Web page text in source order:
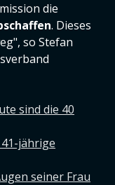
die
. Dieses
so Stefan
sind die 40
jährige
seiner Frau